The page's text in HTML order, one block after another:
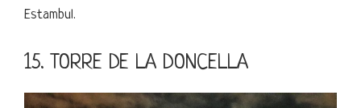
Estambul.
15. TORRE DE LA DONCELLA